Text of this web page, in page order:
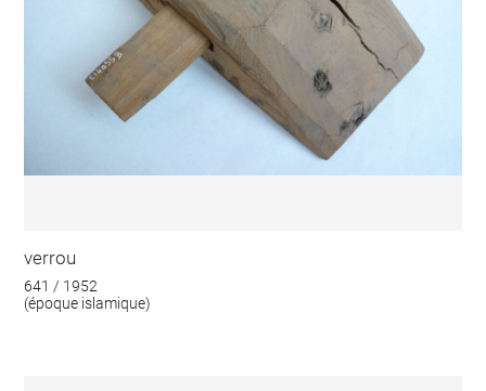
verrou
641 / 1952
(époque islamique)